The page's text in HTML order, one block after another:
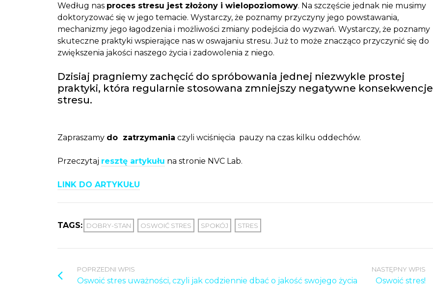
Według nas proces stresu jest złożony i wielopoziomowy. Na szczęście jednak nie musimy
doktoryzować się w jego temacie. Wystarczy, że poznamy przyczyny jego powstawania,
mechanizmy jego łagodzenia i możliwości zmiany podejścia do wyzwań. Wystarczy, że poznamy
skuteczne praktyki wspierające nas w oswajaniu stresu. Już to może znacząco przyczynić się do
zwiększenia jakości naszego życia i zadowolenia z niego.
Dzisiaj pragniemy zachęcić do spróbowania jednej niezwykle prostej
praktyki, która regularnie stosowana zmniejszy negatywne konsekwencje
stresu.
Zapraszamy do zatrzymania czyli wciśnięcia pauzy na czas kilku oddechów.
Przeczytaj resztę artykułu na stronie NVC Lab.
LINK DO ARTYKUŁU
TAGS: DOBRY-STAN OSWOIĆ STRES SPOKÓJ STRES
POPRZEDNI WPIS
Oswoić stres uważności, czyli jak codziennie dbać o jakość swojego życia
NASTĘPNY WPIS
Oswoić stres!